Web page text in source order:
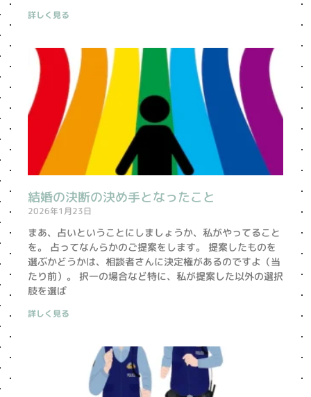
詳しく見る
結婚の決断の決め手となったこと
2026年1月23日
まあ、占いということにしましょうか、私がやってること
を。 占ってなんらかのご提案をします。 提案したものを
選ぶかどうかは、相談者さんに決定権があるのですよ（当
たり前）。 択一の場合など特に、私が提案した以外の選択
肢を選ば
詳しく見る